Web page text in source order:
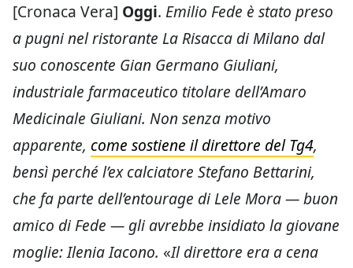
[Cronaca Vera] Oggi. Emilio Fede è stato preso
a pugni nel ristorante La Risacca di Milano dal
suo conoscente Gian Germano Giuliani,
industriale farmaceutico titolare dell’Amaro
Medicinale Giuliani. Non senza motivo
apparente, come sostiene il direttore del Tg4,
bensì perché l’ex calciatore Stefano Bettarini,
che fa parte dell’entourage di Lele Mora — buon
amico di Fede — gli avrebbe insidiato la giovane
moglie: Ilenia Iacono. «Il direttore era a cena